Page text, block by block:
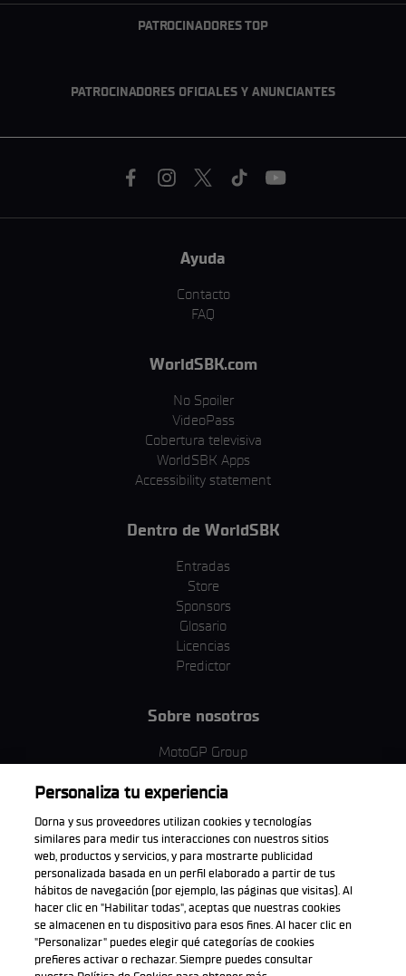
PATROCINADORES TOP
PATROCINADORES OFICIALES Y ANUNCIANTES
Ayuda
Contacto
FAQ
WorldSBK.com
No Spoiler
VideoPass
Cobertura televisiva
WorldSBK Apps
Accessibility statement
Dentro de WorldSBK
Entradas
Store
Sponsors
Glosario
Licencias
Predictor
Sobre nosotros
MotoGP Group
Términos y condiciones
Política de privacidad
Política de compra
Descarga la aplicación oficial
Personaliza tu experiencia
Dorna y sus proveedores utilizan cookies y tecnologías
similares para medir tus interacciones con nuestros sitios
web, productos y servicios, y para mostrarte publicidad
personalizada basada en un perfil elaborado a partir de tus
hábitos de navegación (por ejemplo, las páginas que visitas). Al
hacer clic en "Habilitar todas", aceptas que nuestras cookies
se almacenen en tu dispositivo para esos fines. Al hacer clic en
"Personalizar" puedes elegir qué categorías de cookies
prefieres activar o rechazar. Siempre puedes consultar